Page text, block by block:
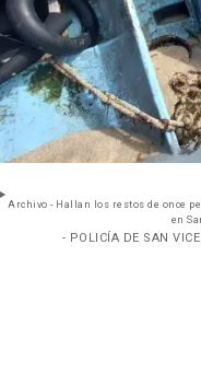
Archivo - Hallan los restos de once
en
- POLICÍA DE SAN